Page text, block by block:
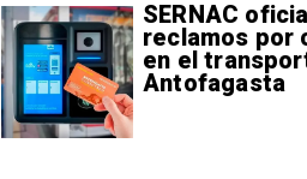
SERNAC
reclamos por
en el
Antofagasta